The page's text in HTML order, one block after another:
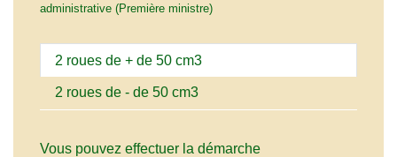
administrative (Première ministre)
2 roues de + de 50 cm3
2 roues de - de 50 cm3
Vous pouvez effectuer la démarche